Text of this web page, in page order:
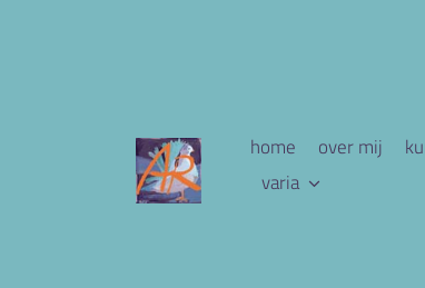
home over mij
varia